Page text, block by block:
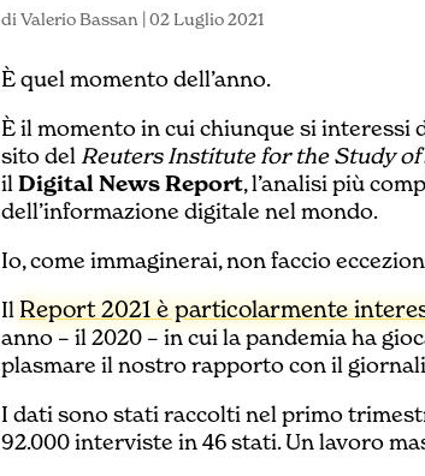
diValerio Bassan| 02 Luglio 2021
È quel momento dell’anno.
È il momento in cui chiunque si interessi
sito del Reuters Institute for the Study
ilDigital News Report, l’analisi più
dell’informazione digitale nel mondo.
Io, come immaginerai, non faccio
Il Report 2021 è particolarmente
anno – il 2020 – in cui la pandemia ha
plasmare il nostro rapporto con il
I dati sono stati raccolti nel primo
92.000 interviste in 46 stati. Un lavoro